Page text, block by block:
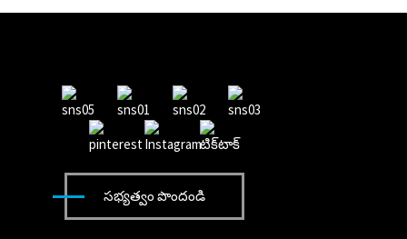
సభ్యత్వం పొందండి